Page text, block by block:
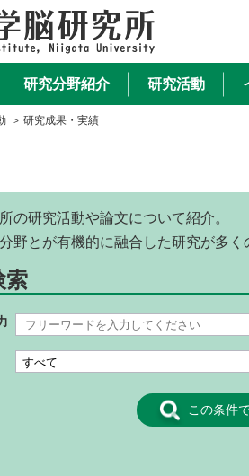
研究分野紹介 研究活動
> 研究成果・実績
の研究活動や論文について紹介。
野とが有機的に融合した研究が多く
索